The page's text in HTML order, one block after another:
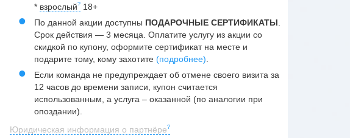
* взрослый
18+
По данной акции доступны ПОДАРОЧНЫЕ СЕРТИФИКАТЫ
Срок действия — 3 месяца. Оплатите услугу из акции со
скидкой по купону, оформите сертификат на месте и
подарите тому, кому захотите (подробнее)
Если команда не предупреждает об отмене своего визита за
12 часов до времени записи, купон считается
использованным, а услуга – оказанной (по аналогии при
опоздании).
Юридическая информация о партнёре